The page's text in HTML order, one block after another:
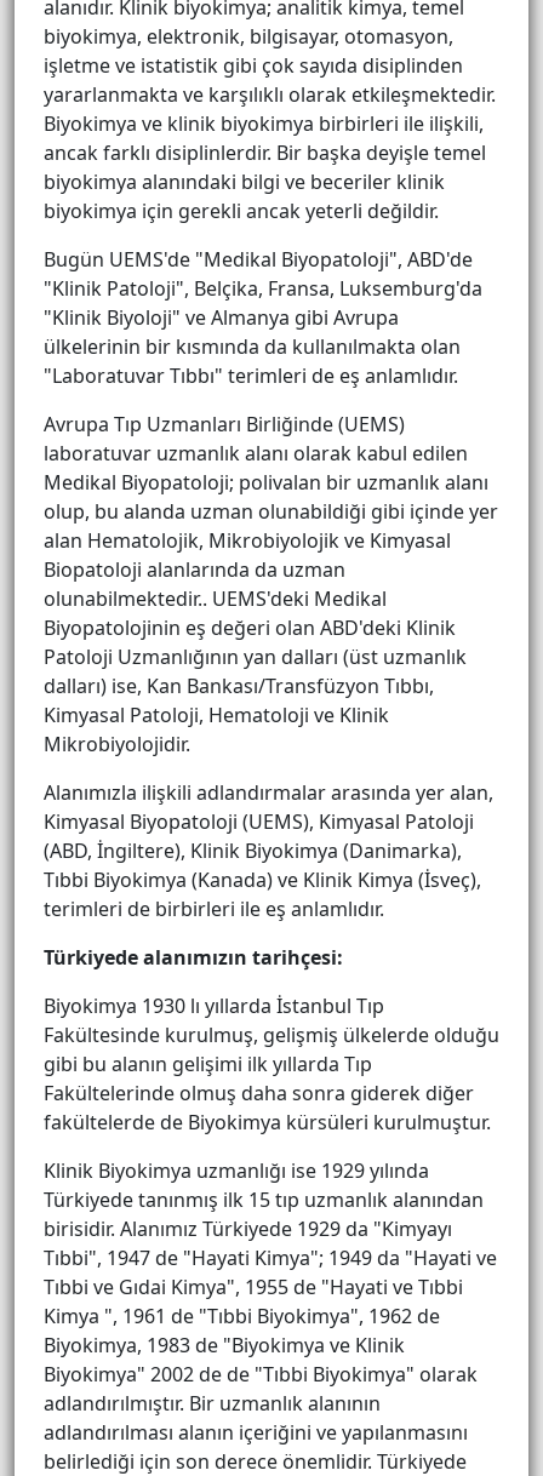
alanıdır. Klinik biyokimya; analitik kimya, temel
biyokimya, elektronik, bilgisayar, otomasyon,
işletme ve istatistik gibi çok sayıda disiplinden
yararlanmakta ve karşılıklı olarak etkileşmektedir.
Biyokimya ve klinik biyokimya birbirleri ile ilişkili,
ancak farklı disiplinlerdir. Bir başka deyişle temel
biyokimya alanındaki bilgi ve beceriler klinik
biyokimya için gerekli ancak yeterli değildir.
Bugün UEMS'de "Medikal Biyopatoloji", ABD'de
"Klinik Patoloji", Belçika, Fransa, Luksemburg'da
"Klinik Biyoloji" ve Almanya gibi Avrupa
ülkelerinin bir kısmında da kullanılmakta olan
"Laboratuvar Tıbbı" terimleri de eş anlamlıdır.
Avrupa Tıp Uzmanları Birliğinde (UEMS)
laboratuvar uzmanlık alanı olarak kabul edilen
Medikal Biyopatoloji; polivalan bir uzmanlık alanı
olup, bu alanda uzman olunabildiği gibi içinde yer
alan Hematolojik, Mikrobiyolojik ve Kimyasal
Biopatoloji alanlarında da uzman
olunabilmektedir.. UEMS'deki Medikal
Biyopatolojinin eş değeri olan ABD'deki Klinik
Patoloji Uzmanlığının yan dalları (üst uzmanlık
dalları) ise, Kan Bankası/Transfüzyon Tıbbı,
Kimyasal Patoloji, Hematoloji ve Klinik
Mikrobiyolojidir.
Alanımızla ilişkili adlandırmalar arasında yer alan,
Kimyasal Biyopatoloji (UEMS), Kimyasal Patoloji
(ABD, İngiltere), Klinik Biyokimya (Danimarka),
Tıbbi Biyokimya (Kanada) ve Klinik Kimya (İsveç),
terimleri de birbirleri ile eş anlamlıdır.
Türkiyede alanımızın tarihçesi:
Biyokimya 1930 lı yıllarda İstanbul Tıp
Fakültesinde kurulmuş, gelişmiş ülkelerde olduğu
gibi bu alanın gelişimi ilk yıllarda Tıp
Fakültelerinde olmuş daha sonra giderek diğer
fakültelerde de Biyokimya kürsüleri kurulmuştur.
Klinik Biyokimya uzmanlığı ise 1929 yılında
Türkiyede tanınmış ilk 15 tıp uzmanlık alanından
birisidir. Alanımız Türkiyede 1929 da "Kimyayı
Tıbbi", 1947 de "Hayati Kimya"; 1949 da "Hayati ve
Tıbbi ve Gıdai Kimya", 1955 de "Hayati ve Tıbbi
Kimya ", 1961 de "Tıbbi Biyokimya", 1962 de
Biyokimya, 1983 de "Biyokimya ve Klinik
Biyokimya" 2002 de de "Tıbbi Biyokimya" olarak
adlandırılmıştır. Bir uzmanlık alanının
adlandırılması alanın içeriğini ve yapılanmasını
belirlediği için son derece önemlidir. Türkiyede